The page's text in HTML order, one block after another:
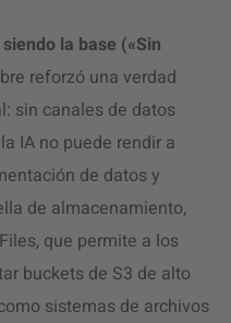
la base («Sin
reforzó una verdad
sin canales de datos
IA no puede rendir a
de datos y
de almacenamiento,
Files, que permite a los
buckets de S3 de alto
sistemas de archivos